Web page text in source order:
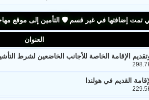
تمت إضافتها في غير قسم 🛡️ التأمين إلى موقع
العنوان
الإقامة الخاصة للأجانب الخاضعين لشرط
القديم في هولندا